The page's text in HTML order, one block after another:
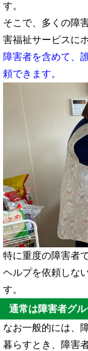
す。
そこで、多くの障
害福祉サービスに
障害者を含めて、
頼できます。
特に重度の障害者
ヘルプを依頼しな
す。
通常は障害者グ
なお一般的には、
暮らすとき、障害